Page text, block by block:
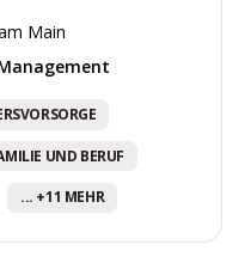
Main
UND BERUF
... +11 MEHR